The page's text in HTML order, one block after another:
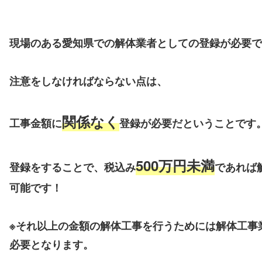
現場のある愛知県での解体業者としての登録が必要
注意をしなければならない点は、
工事金額に関係なく登録が必要だということです
登録をすることで、税込み500万円未満であれば
可能です！
※それ以上の金額の解体工事を行うためには解体工事
必要となります。